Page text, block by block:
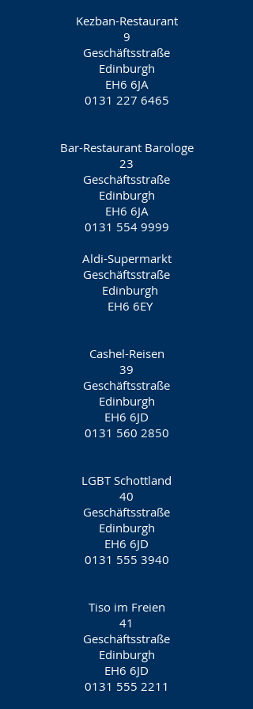
Kezban-Restaurant
9
Geschäftsstraße
Edinburgh
EH6 6JA
0131 227 6465
Bar-Restaurant Barologe
23
Geschäftsstraße
Edinburgh
EH6 6JA
0131 554 9999
Aldi-Supermarkt
Geschäftsstraße
Edinburgh
EH6 6EY
Cashel-Reisen
39
Geschäftsstraße
Edinburgh
EH6 6JD
0131 560 2850
LGBT Schottland
40
Geschäftsstraße
Edinburgh
EH6 6JD
0131 555 3940
Tiso im Freien
41
Geschäftsstraße
Edinburgh
EH6 6JD
0131 555 2211